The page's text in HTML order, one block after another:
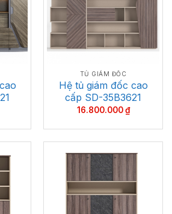
TỦ GIÁM ĐỐC
Hệ tủ giám đốc cao
cấp SD-35B3621
16.800.000₫